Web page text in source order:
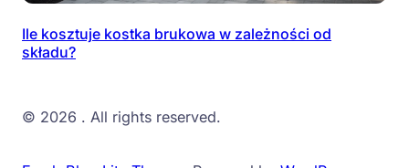
Ile kosztuje kostka brukowa w zależności od
składu?
© 2026 . All rights reserved.